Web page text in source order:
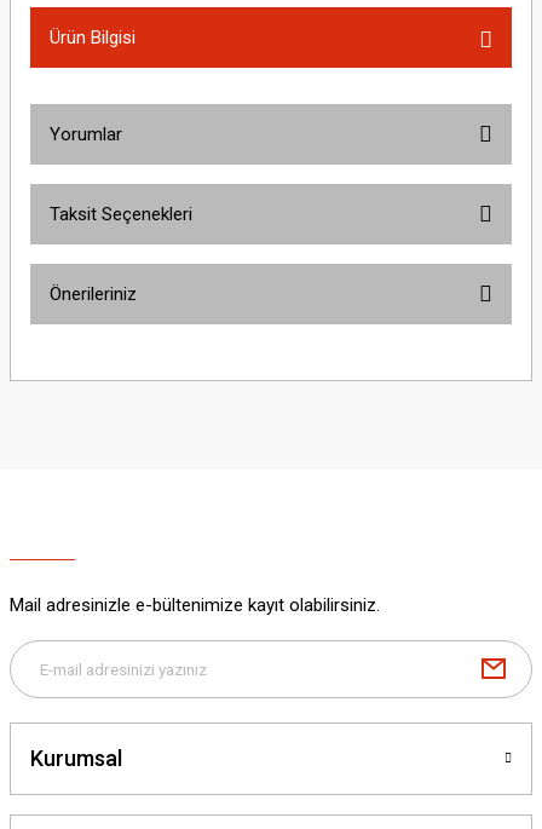
Ürün Bilgisi
Yorumlar
Taksit Seçenekleri
Önerileriniz
yetersiz gördüğünüz noktaları öneri formunu kullanarak tarafımıza
Bu ürüne benzer farklı alternatifler olmalı.
Mail adresinizle e-bültenimize kayıt olabilirsiniz.
Kurumsal